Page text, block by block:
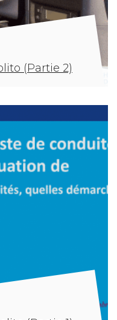
(Partie 2)